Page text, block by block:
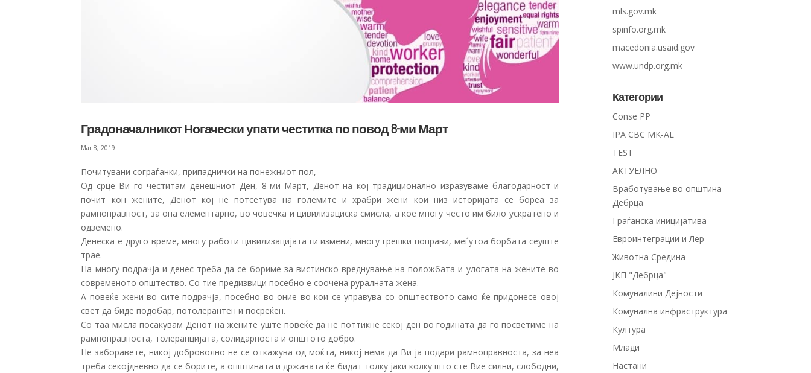
Градоначалникот Ногачески упати честитка по повод 8-ми Март
Mar 8, 2019
Почитувани сограѓанки, припаднички на понежниот пол,
Од срце Ви го честитам денешниот Ден, 8-ми Март, Денот на кој традиционално изразуваме благодарност и
почит кон жените, Денот кој не потсетува на големите и храбри жени кои низ историјата се бореа за
рамноправност, за она елементарно, во човечка и цивилизациска смисла, а кое многу често им било ускратено и
одземено.
Денеска е друго време, многу работи цивилизацијата ги измени, многу грешки поправи, меѓутоа борбата сеуште
трае.
На многу подрачја и денес треба да се бориме за вистинско вреднување на положбата и улогата на жените во
современото општество. Со тие предизвици посебно е соочена руралната жена.
А повеќе жени во сите подрачја, посебно во оние во кои се управува со општеството само ќе придонесе овој
свет да биде подобар, потолерантен и посреќен.
Со таа мисла посакувам Денот на жените уште повеќе да не поттикне секој ден во годината да го посветиме на
рамноправноста, толеранцијата, солидарноста и општото добро.
Не заборавете, никој доброволно не се откажува од моќта, никој нема да Ви ја подари рамноправноста, за неа
треба секојдневно да се борите, а општината и државата ќе бидат толку јаки колку што сте Вие силни, слободни,
mls.gov.mk
spinfo.org.mk
macedonia.usaid.gov
www.undp.org.mk
Категории
Conse PP
IPA CBC MK-AL
TEST
АКТУЕЛНО
Вработување во општина
Дебрца
Граѓанска иницијатива
Евроинтеграции и Лер
Животна Средина
ЈКП "Дебрца"
Комуналини Дејности
Комунална инфраструктура
Култура
Млади
Настани